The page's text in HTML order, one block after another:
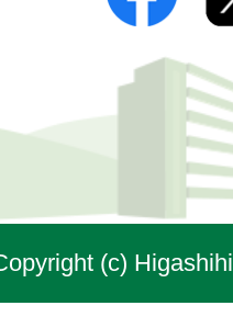
(c)